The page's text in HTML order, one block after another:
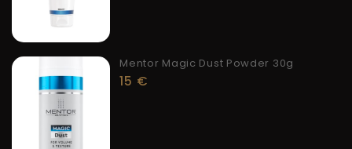
Mentor Magic Dust Powder 30g
15 €